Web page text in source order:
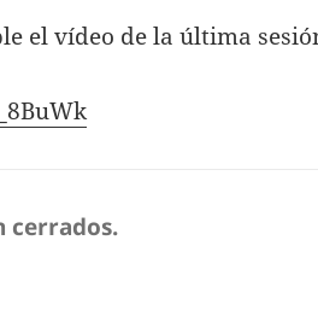
el vídeo de la última
cerrados.